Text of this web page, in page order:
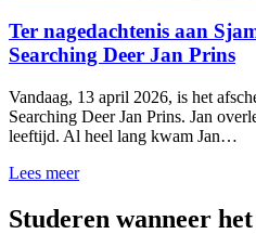
Ter nagedachtenis aan
Searching Deer Jan Prins
Vandaag, 13 april 2026, is het
Searching Deer Jan Prins. Jan
leeftijd. Al heel lang kwam Jan…
Lees meer
Studeren wanneer